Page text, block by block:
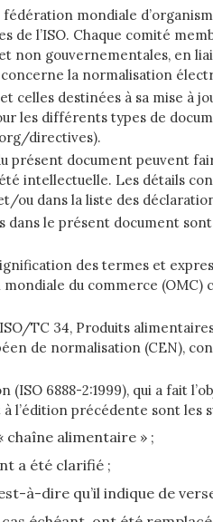
mondiale
l’ISO. Chaque comité
gouvernementales, en
la normalisation
celles destinées à sa mise à
les différents types de
directives).
présent document peuvent
intellectuelle. Les détails
ou dans la liste des
le présent document
des termes et
mondiale du commerce
TC 34, Produits
de normalisation (CEN),
6888-2:1999), qui a fait
l’édition précédente sont les
alimentaire » ;
a été clarifié ;
à-dire qu’il indique de